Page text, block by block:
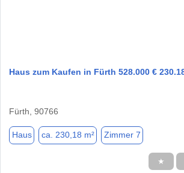
Haus zum Kaufen in Fürth 528.000 €
Fürth, 90766
Haus ca. 230,18 m² Zimmer 7
★